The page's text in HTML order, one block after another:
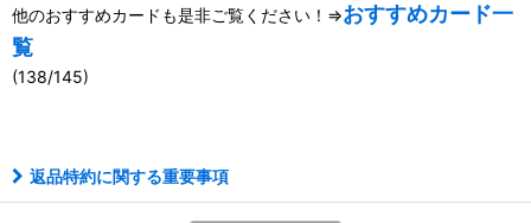
他のおすすめカードも是非ご覧ください！⇒おすすめカード一
覧
(138/145)
返品特約に関する重要事項